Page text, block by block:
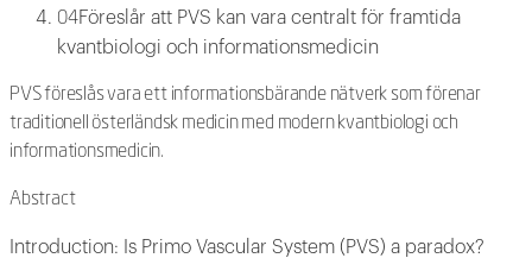
04Föreslår att PVS kan vara centralt för framtida
kvantbiologi och informationsmedicin
PVS föreslås vara ett informationsbärande nätverk som förenar
traditionell österländsk medicin med modern kvantbiologi och
informationsmedicin.
Abstract
Introduction: Is Primo Vascular System (PVS) a paradox?